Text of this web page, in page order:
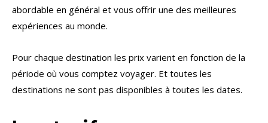
abordable en général et vous offrir une des meilleures
expériences au monde.
Pour chaque destination les prix varient en fonction de la
période où vous comptez voyager. Et toutes les
destinations ne sont pas disponibles à toutes les dates.